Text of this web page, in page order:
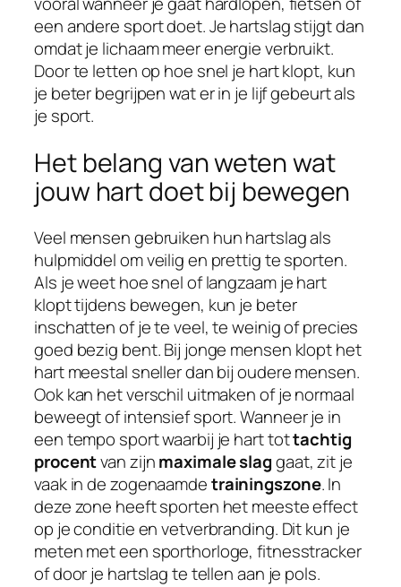
een andere sport doet. Je hartslag stijgt dan
omdat je lichaam meer energie verbruikt.
Door te letten op hoe snel je hart klopt, kun
je beter begrijpen wat er in je lijf gebeurt als
je sport.
Het belang van weten wat
jouw hart doet bij bewegen
Veel mensen gebruiken hun hartslag als
hulpmiddel om veilig en prettig te sporten.
Als je weet hoe snel of langzaam je hart
klopt tijdens bewegen, kun je beter
inschatten of je te veel, te weinig of precies
goed bezig bent. Bij jonge mensen klopt het
hart meestal sneller dan bij oudere mensen.
Ook kan het verschil uitmaken of je normaal
beweegt of intensief sport. Wanneer je in
een tempo sport waarbij je hart tottachtig
procentvan zijnmaximale slaggaat, zit je
vaak in de zogenaamdetrainingszone. In
deze zone heeft sporten het meeste effect
op je conditie en vetverbranding. Dit kun je
meten met een sporthorloge, fitnesstracker
of door je hartslag te tellen aan je pols.